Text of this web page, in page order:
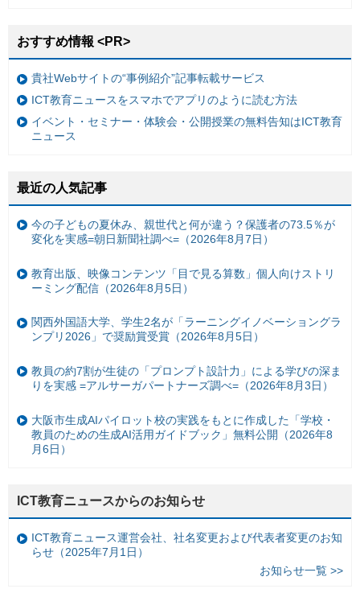
おすすめ情報 <PR>
貴社Webサイトの“事例紹介”記事転載サービス
ICT教育ニュースをスマホでアプリのように読む方法
イベント・セミナー・体験会・公開授業の無料告知はICT教育
ニュース
最近の人気記事
今の子どもの夏休み、親世代と何が違う？保護者の73.5％が
変化を実感=朝日新聞社調べ=（2026年8月7日）
教育出版、映像コンテンツ「目で見る算数」個人向けストリ
ーミング配信（2026年8月5日）
関西外国語大学、学生2名が「ラーニングイノベーショングラ
ンプリ2026」で奨励賞受賞（2026年8月5日）
教員の約7割が生徒の「プロンプト設計力」による学びの深ま
りを実感 =アルサーガパートナーズ調べ=（2026年8月3日）
大阪市生成AIパイロット校の実践をもとに作成した「学校・
教員のための生成AI活用ガイドブック」無料公開（2026年8
月6日）
ICT教育ニュースからのお知らせ
ICT教育ニュース運営会社、社名変更および代表者変更のお知
らせ（2025年7月1日）
お知らせ一覧 >>